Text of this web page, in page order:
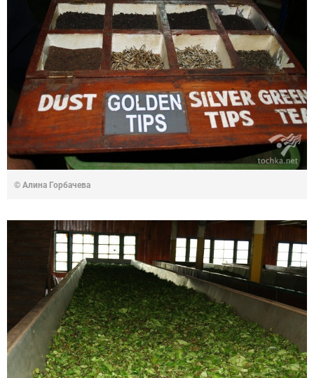
© Алина Горбачева